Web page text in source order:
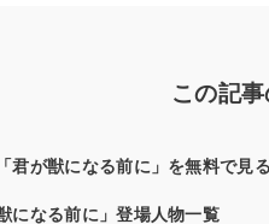
この記
君が獣になる前に」を無料で見
になる前に」登場人物一覧